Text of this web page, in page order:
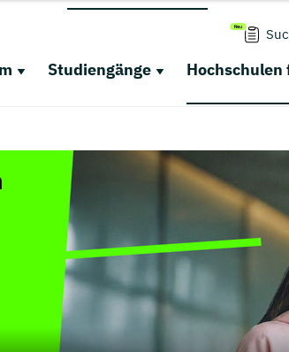
Studiengänge Hochschulen